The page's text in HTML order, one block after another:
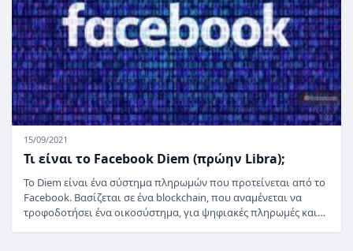
15/09/2021
Τι είναι το Facebook Diem (πρώην Libra);
Το Diem είναι ένα σύστημα πληρωμών που προτείνεται από το
Facebook. Βασίζεται σε ένα blockchain, που αναμένεται να
τροφοδοτήσει ένα οικοσύστημα, για ψηφιακές πληρωμές και…